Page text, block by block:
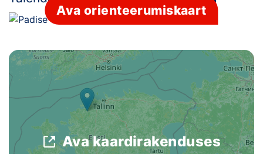
Püsirajad
Koolitused
OTSI
Ava orienteerumiskaart
Ava kaardirakenduses